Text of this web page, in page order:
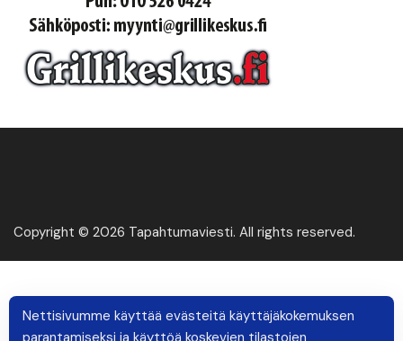
Copyright © 2026 Tapahtumaviesti. All rights reserved.
Nettisivumme käyttää evästeitä käyttäjäkokemuksen
parantamiseksi ja käyttöä koskevien tilastojen